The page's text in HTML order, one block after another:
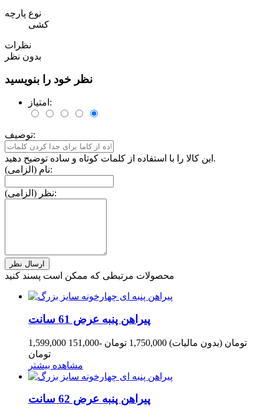
نوع پارچه
کشی
نظرات
بدون نظر
نظر خود را بنویسید
امتیاز:
توصیف:
این کالا را با استفاده از کلمات کوتاه و ساده توضیح دهید.
نام (الزامی):
نظر (الزامی):
محصولات مرتبطی که ممکن است پسند کنید
پیراهن پنبه عرض 61 سانت
1,599,000 تومان (بدون مالیات) 1,750,000 تومان
-151,000
تومان
مشاهده بیشتر
پیراهن پنبه عرض 62 سانت